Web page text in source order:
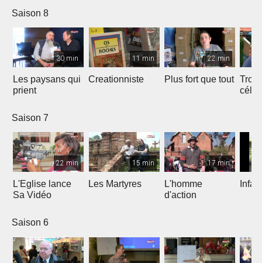
Saison 8
30 min
Les paysans qui
prient
11 min
Creationniste
22 min
Plus fort que tout
Saison 7
22 min
L'Eglise lance
Sa Vidéo
15 min
Les Martyres
17 min
L'homme
d'action
Saison 6